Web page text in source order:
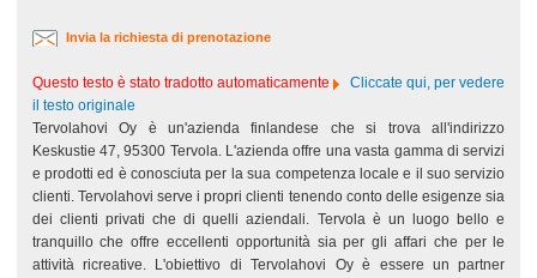
Invia la richiesta di prenotazione
Questo testo è stato tradotto automaticamente
Cliccate qui, per vedere
il testo originale
Tervolahovi Oy è un'azienda finlandese che si trova all'indirizzo
Keskustie 47, 95300 Tervola. L'azienda offre una vasta gamma di servizi
e prodotti ed è conosciuta per la sua competenza locale e il suo servizio
clienti. Tervolahovi serve i propri clienti tenendo conto delle esigenze sia
dei clienti privati che di quelli aziendali. Tervola è un luogo bello e
tranquillo che offre eccellenti opportunità sia per gli affari che per le
attività ricreative. L'obiettivo di Tervolahovi Oy è essere un partner